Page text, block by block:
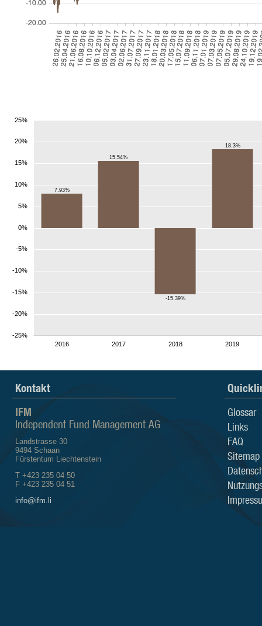
Kontakt
IFM
Independent Fund Management AG
Landstrasse 30
9494 Schaan
Fürstentum Liechtenstein
T +423 235 04 50
F +423 235 04 51
info@ifm.li
Glossar
Links
FAQ
Sitemap